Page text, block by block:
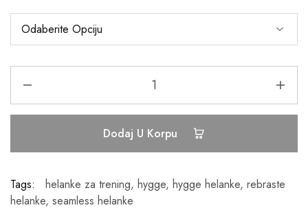
Dodaj U Korpu
Tags: helanke za trening, hygge, hygge helanke, rebraste
helanke, seamless helanke